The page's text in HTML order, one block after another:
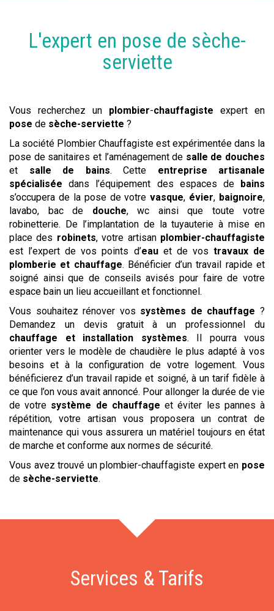
L'expert en pose de sèche-
serviette
Vous recherchez un plombier-chauffagiste expert en
pose de sèche-serviette ?
La société Plombier Chauffagiste est expérimentée dans la
pose de sanitaires et l’aménagement de salle de douches
et salle de bains. Cette entreprise artisanale
spécialisée dans l’équipement des espaces de bains
s’occupera de la pose de votrevasque, évier, baignoire,
lavabo, bac de douche, wc ainsi que toute votre
robinetterie. De l’implantation de la tuyauterie à mise en
place des robinets, votre artisan plombier-chauffagiste
est l’expert de vos points d’eauet de vos travaux de
plomberie et chauffage. Bénéficier d’un travail rapide et
soigné ainsi que de conseils avisés pour faire de votre
espace bain un lieu accueillant et fonctionnel.
Vous souhaitez rénover vos systèmes de chauffage ?
Demandez un devis gratuit à un professionnel du
chauffage et installation systèmes. Il pourra vous
orienter vers le modèle de chaudière le plus adapté à vos
besoins et à la configuration de votre logement. Vous
bénéficierez d’un travail rapide et soigné, à un tarif fidèle à
ce que l’on vous avait annoncé. Pour allonger la durée de vie
de votre système de chauffage et éviter les pannes à
répétition, votre artisan vous proposera un contrat de
maintenance qui vous assurera un matériel toujours en état
de marche et conforme aux normes de sécurité.
Vous avez trouvé un plombier-chauffagiste expert en pose
de sèche-serviette.
Services & Tarifs